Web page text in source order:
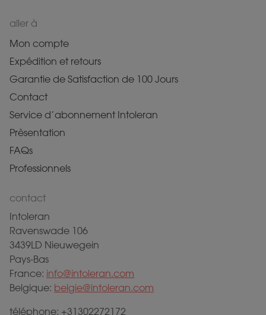
aller à
Mon compte
Expédition et retours
Garantie de Satisfaction de 100 Jours
Contact
Service d’abonnement Intoleran
Prèsentation
FAQs
Professionnels
contact
Intoleran
Ravenswade 106
3439LD Nieuwegein
Pays-Bas
France: info@intoleran.com
Belgique: belgie@intoleran.com
téléphone: +31302272172